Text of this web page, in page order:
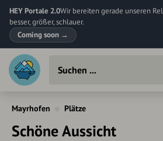
HEY Portale 2.0Wir bereiten gerade unseren
besser, größer, schlauer.
Coming soon →
Mayrhofen Plätze
Schöne Aussicht